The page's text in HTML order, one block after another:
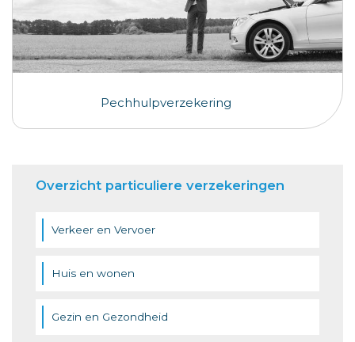
Pechhulpverzekering
Overzicht particuliere verzekeringen
Verkeer en Vervoer
Huis en wonen
Gezin en Gezondheid